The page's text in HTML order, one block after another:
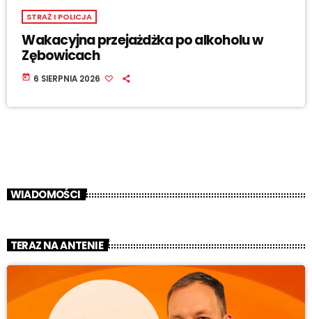
STRAŻ I POLICJA
Wakacyjna przejażdżka po alkoholu w
Zębowicach
today 6 SIERPNIA 2026
WIADOMOŚCI
TERAZ NA ANTENIE